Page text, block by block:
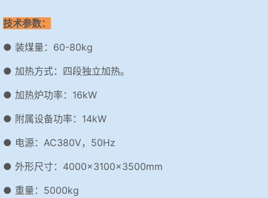
技术参数：
● 装煤量：60-80kg
● 加热方式：四段独立加热。
● 加热炉功率：16kW
● 附属设备功率：14kW
● 电源：AC380V，50Hz
● 外形尺寸：4000×3100×3500mm
● 重量：5000kg